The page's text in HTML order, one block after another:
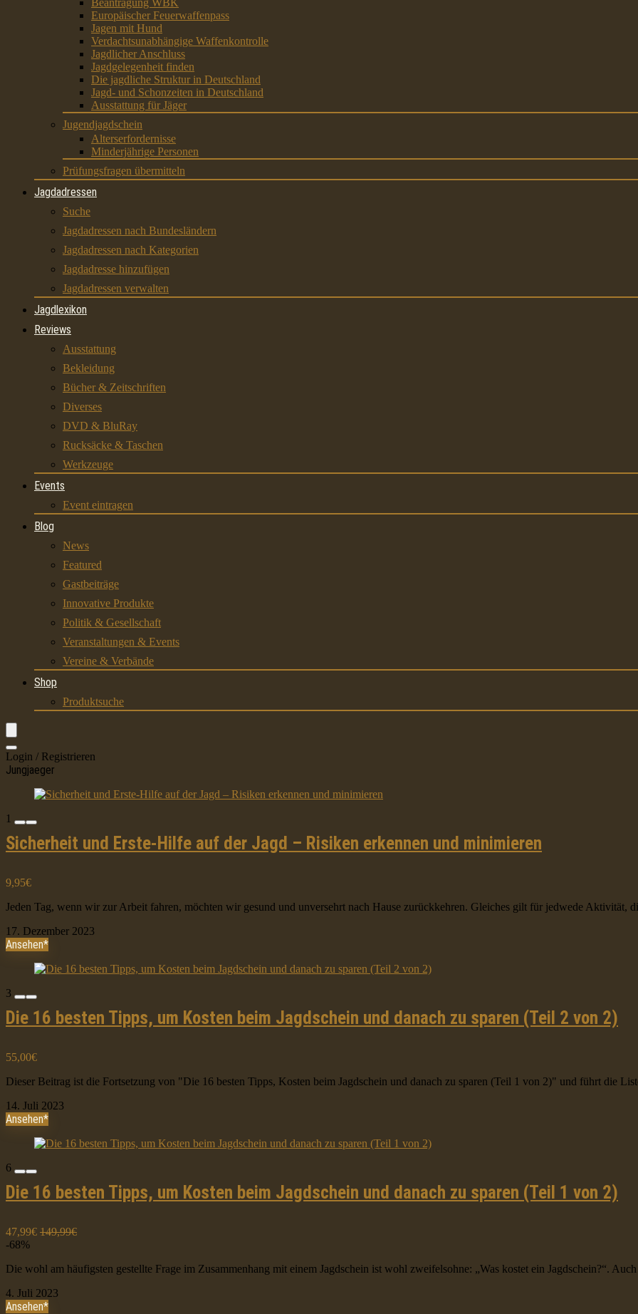
Beantragung WBK
Europäischer Feuerwaffenpass
Jagen mit Hund
Verdachtsunabhängige Waffenkontrolle
Jagdlicher Anschluss
Jagdgelegenheit finden
Die jagdliche Struktur in Deutschland
Jagd- und Schonzeiten in Deutschland
Ausstattung für Jäger
Jugendjagdschein
Alterserfordernisse
Minderjährige Personen
Prüfungsfragen übermitteln
Jagdadressen
Suche
Jagdadressen nach Bundesländern
Jagdadressen nach Kategorien
Jagdadresse hinzufügen
Jagdadressen verwalten
Jagdlexikon
Reviews
Ausstattung
Bekleidung
Bücher & Zeitschriften
Diverses
DVD & BluRay
Rucksäcke & Taschen
Werkzeuge
Events
Event eintragen
Blog
News
Featured
Gastbeiträge
Innovative Produkte
Politik & Gesellschaft
Veranstaltungen & Events
Vereine & Verbände
Shop
Produktsuche
Login / Registrieren
Jungjaeger
1
Sicherheit und Erste-Hilfe auf der Jagd – Risiken erkennen und minimieren
9,95€
Jeden Tag, wenn wir zur Arbeit fahren, möchten wir gesund und unversehrt nach Hause zurückkehren. Gleiches gilt für jedwede Aktivität,
17. Dezember 2023
Ansehen*
3
Die 16 besten Tipps, um Kosten beim Jagdschein und danach zu sparen (Teil 2 von 2)
55,00€
Dieser Beitrag ist die Fortsetzung von "Die 16 besten Tipps, Kosten beim Jagdschein und danach zu sparen (Teil 1 von 2)" und führt die
14. Juli 2023
Ansehen*
6
Die 16 besten Tipps, um Kosten beim Jagdschein und danach zu sparen (Teil 1 von 2)
47,99€ 149,99€
-68%
Die wohl am häufigsten gestellte Frage im Zusammenhang mit einem Jagdschein ist wohl zweifelsohne: „Was kostet ein Jagdschein?“.
4. Juli 2023
Ansehen*